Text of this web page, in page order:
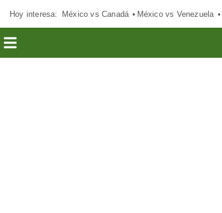
Hoy interesa: México vs Canadá México vs Venezuela